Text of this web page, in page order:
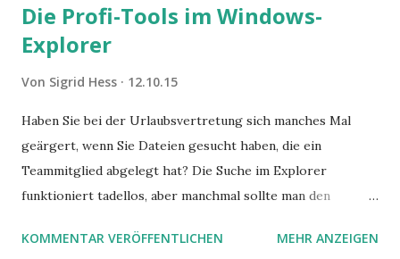
Die Profi-Tools im Windows-
Explorer
Von Sigrid Hess 12.10.15
Haben Sie bei der Urlaubsvertretung sich manches Mal
geärgert, wenn Sie Dateien gesucht haben, die ein
Teammitglied abgelegt hat? Die Suche im Explorer
funktioniert tadellos, aber manchmal sollte man den
mit UND oder ODER oder NICHT... Das geht so einfach,
KOMMENTAR VERÖFFENTLICHEN MEHR ANZEIGEN